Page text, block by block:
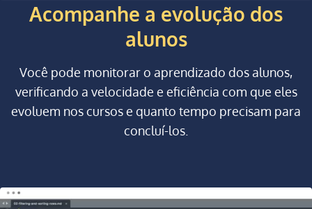
Acompanhe a evolução dos
alunos
Você pode monitorar o aprendizado dos alunos,
verificando a velocidade e eficiência com que eles
evoluem nos cursos e quanto tempo precisam para
concluí-los.